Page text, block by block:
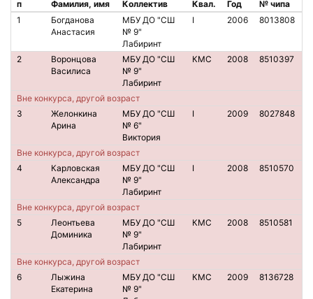
п
Фамилия, имя Коллектив Квал. Год
№ чипа
1
Богданова
Анастасия
МБУ ДО "СШ
№ 9"
Лабиринт
I 2006 8013808
2
Воронцова
Василиса
МБУ ДО "СШ
№ 9"
Лабиринт
КМС 2008 8510397
Вне конкурса, другой возраст
3
Желонкина
Арина
МБУ ДО "СШ
№ 6"
Виктория
I 2009 8027848
Вне конкурса, другой возраст
4
Карловская
Александра
МБУ ДО "СШ
№ 9"
Лабиринт
I 2008 8510570
Вне конкурса, другой возраст
5
Леонтьева
Доминика
МБУ ДО "СШ
№ 9"
Лабиринт
КМС 2008 8510581
Вне конкурса, другой возраст
6
Лыжина
Екатерина
МБУ ДО "СШ
№ 9"
КМС 2009 8136728